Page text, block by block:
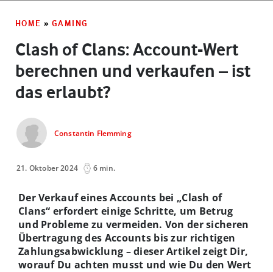
HOME » GAMING
Clash of Clans: Account-Wert
berechnen und verkaufen – ist
das erlaubt?
Constantin Flemming
21. Oktober 2024 6 min.
Der Verkauf eines Accounts bei „Clash of
Clans“ erfordert einige Schritte, um Betrug
und Probleme zu vermeiden. Von der sicheren
Übertragung des Accounts bis zur richtigen
Zahlungsabwicklung – dieser Artikel zeigt Dir,
worauf Du achten musst und wie Du den Wert